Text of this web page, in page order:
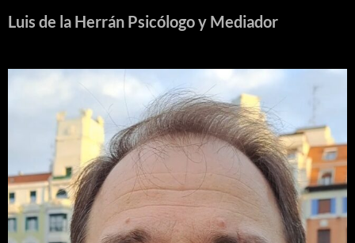
Luis de la Herrán Psicólogo y Mediador